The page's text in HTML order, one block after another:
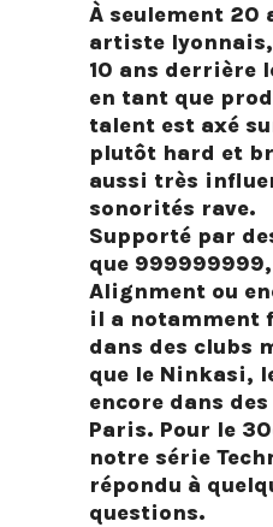
À seulement 20
artiste
10 ans derrière
en tant que
talent est axé
plutôt hard et
aussi très
sonorités rave.
Supporté par
que
Alignment ou
il a notamment
dans des clubs
que le Ninkasi,
encore dans
Paris. Pour le
notre série
répondu à
questions.